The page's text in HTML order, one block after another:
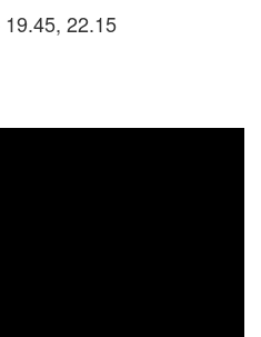
19.45, 22.15